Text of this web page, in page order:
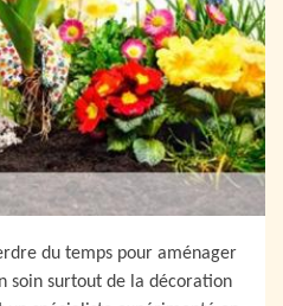
du temps pour aménager
soin surtout de la décoration